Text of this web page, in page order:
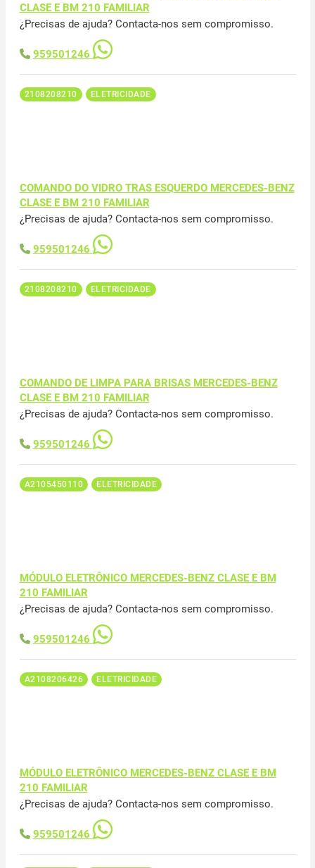
CLASE E BM 210 FAMILIAR
¿Precisas de ajuda? Contacta-nos sem compromisso.
959501246
2108208210 ELETRICIDADE
COMANDO DO VIDRO TRAS ESQUERDO MERCEDES-BENZ
CLASE E BM 210 FAMILIAR
¿Precisas de ajuda? Contacta-nos sem compromisso.
959501246
2108208210 ELETRICIDADE
COMANDO DE LIMPA PARA BRISAS MERCEDES-BENZ
CLASE E BM 210 FAMILIAR
¿Precisas de ajuda? Contacta-nos sem compromisso.
959501246
A2105450110 ELETRICIDADE
MÓDULO ELETRÔNICO MERCEDES-BENZ CLASE E BM
210 FAMILIAR
¿Precisas de ajuda? Contacta-nos sem compromisso.
959501246
A2108206426 ELETRICIDADE
MÓDULO ELETRÔNICO MERCEDES-BENZ CLASE E BM
210 FAMILIAR
¿Precisas de ajuda? Contacta-nos sem compromisso.
959501246